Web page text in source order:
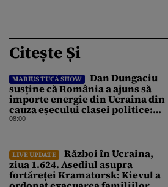
Citește Și
MARIUS TUCĂ SHOW
Dan Dungaciu
susține că România a ajuns să
importe energie din Ucraina din
cauza eșecului clasei politice:
Este bilanțul politic al ultimilor
08:00
LIVE UPDATE
Război în Ucraina,
ziua 1.624. Asediul asupra
fortăreței Kramatorsk: Kievul a